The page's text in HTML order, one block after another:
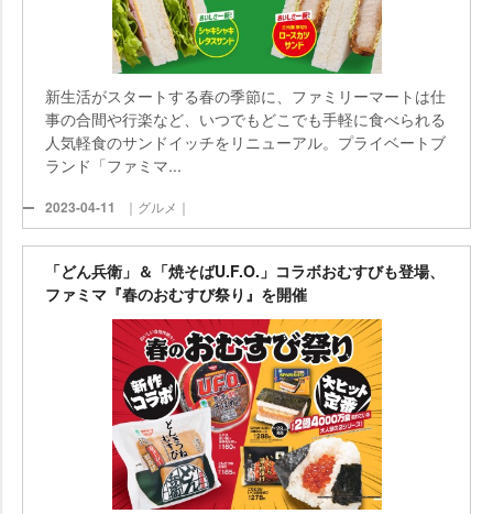
新生活がスタートする春の季節に、ファミリーマートは仕
事の合間や行楽など、いつでもどこでも手軽に食べられる
人気軽食のサンドイッチをリニューアル。プライベートブ
ランド「ファミマ...
2023-04-11 ｜グルメ｜
「どん兵衛」＆「焼そばU.F.O.」コラボおむすびも登場、
ファミマ『春のおむすび祭り』を開催